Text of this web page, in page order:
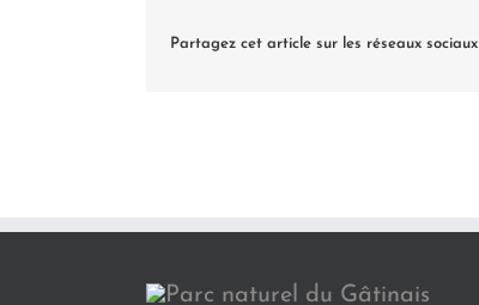
Partagez cet article sur les réseaux sociaux